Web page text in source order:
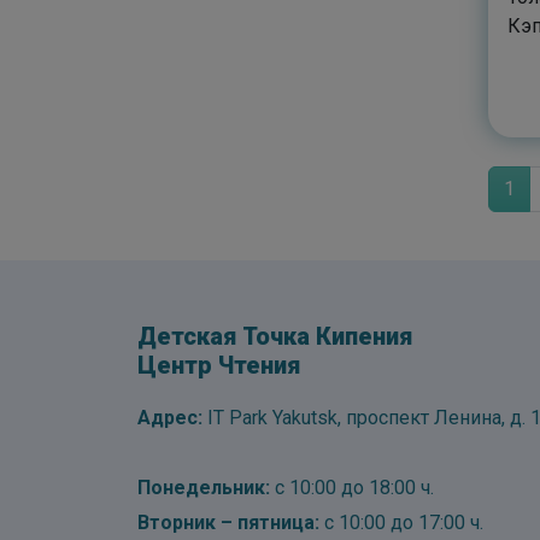
1
Детская Точка Кипения
Центр Чтения
Адрес: IT Park Yakutsk, проспект Ленина, д.
Понедельник: с 10:00 до 18:00 ч.
Вторник – пятница: с 10:00 до 17:00 ч.